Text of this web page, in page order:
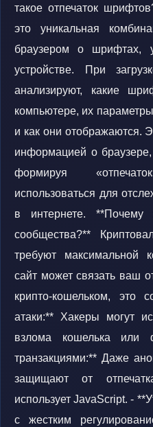
такое отпечаток
это уникальная
браузером о шрифтах,
устройстве. При
анализируют, какие
компьютере, их
и как они отображаются.
информацией о
формируя
использоваться для
в интернете.
сообщества?**
требуют максимальной
сайт может связать ваш
крипто-кошельком, это
атаки:** Хакеры могут
взлома кошелька
транзакциями:** Даже
защищают от
использует JavaScript. -
с жестким